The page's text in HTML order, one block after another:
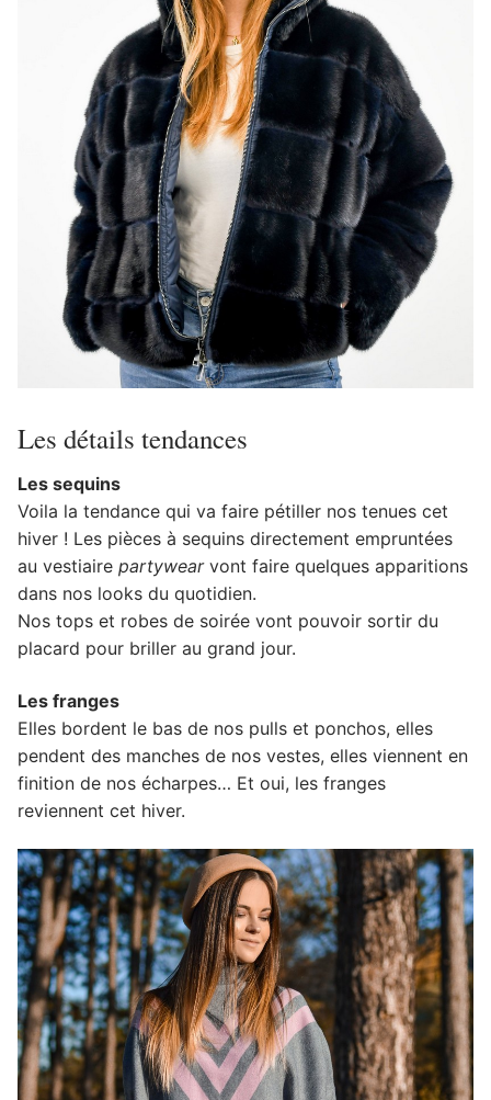
Les détails tendances
Les sequins
Voila la tendance qui va faire pétiller nos tenues cet
hiver ! Les pièces à sequins directement empruntées
au vestiaire partywearvont faire quelques apparitions
dans nos looks du quotidien.
Nos tops et robes de soirée vont pouvoir sortir du
placard pour briller au grand jour.
Les franges
Elles bordent le bas de nos pulls et ponchos, elles
pendent des manches de nos vestes, elles viennent en
finition de nos écharpes… Et oui, les franges
reviennent cet hiver.